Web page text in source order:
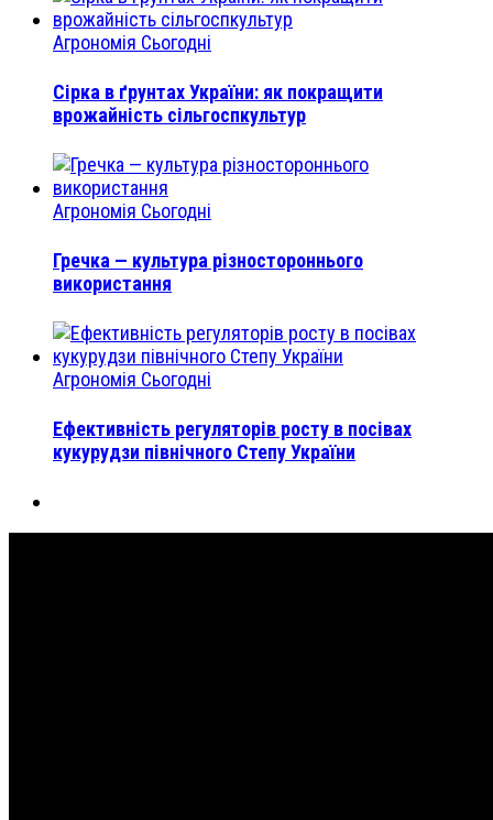
Агрономія Сьогодні
Сірка в ґрунтах України: як покращити
врожайність сільгоспкультур
Агрономія Сьогодні
Гречка — культура різностороннього
використання
Агрономія Сьогодні
Ефективність регуляторів росту в посівах
кукурудзи північного Степу України